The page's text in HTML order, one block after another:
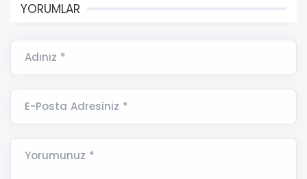
YORUMLAR
Adınız *
E-Posta Adresiniz *
Yorumunuz *